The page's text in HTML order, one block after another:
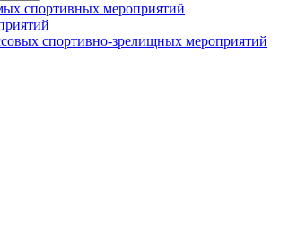
спортивных мероприятий
спортивно-зрелищных мероприятий